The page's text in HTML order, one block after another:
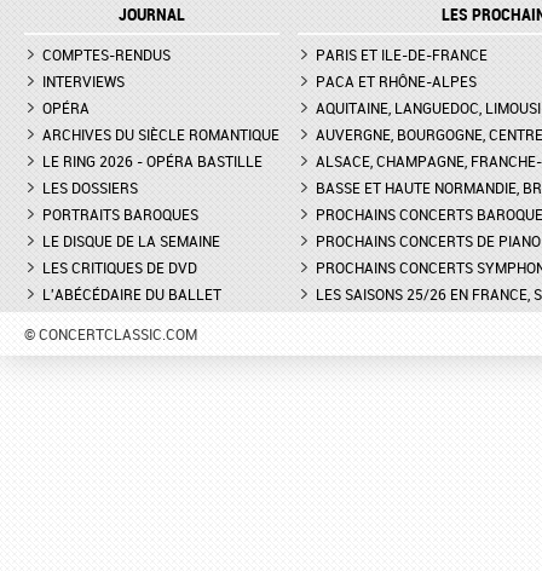
JOURNAL
COMPTES-RENDUS
INTERVIEWS
OPÉRA
ARCHIVES DU SIÈCLE ROMANTIQUE
LE RING 2026 - OPÉRA BASTILLE
LES DOSSIERS
PORTRAITS BAROQUES
LE DISQUE DE LA SEMAINE
LES CRITIQUES DE DVD
L'ABÉCÉDAIRE DU BALLET
LES
PARIS ET ILE-DE-FRANCE
PACA ET RHÔNE-ALPES
AQUITAINE, LANGUEDOC,
AUVERGNE, BOURGOGNE, CENTRE
ALSACE, CHAMPAGNE,
BASSE ET HAUTE NORMANDIE,
PROCHAINS CONCERTS
PROCHAINS CONCERTS DE PIANO
PROCHAINS CONCERTS
LES SAISONS 25/26 EN FRANCE,
© CONCERTCLASSIC.COM